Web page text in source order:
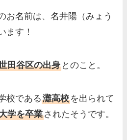
凜の母親が美人！家族構
父・片岡達也、兄弟につ
廉アナの父親・母親の職
の家族もまとめ！
海彦の兄弟は弟の夏彦！
の両親など家族情報も全
お名前は、名井陽（みょう
ます！
田谷区の出身 とのこと。
校である灘高校を出られて
学を卒業されたそうです。